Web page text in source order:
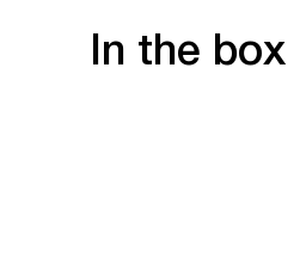
In the box